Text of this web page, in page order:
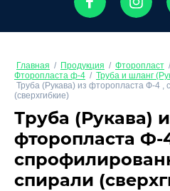
Главная / Продукция / Фторопласт /
Фторопласта ф-4 / Труба и шланг
Труба (Рукава) из фторопласта Ф-4
(сверхгибкие)
Труба (Рукава)
фторопласта Ф-
спирали